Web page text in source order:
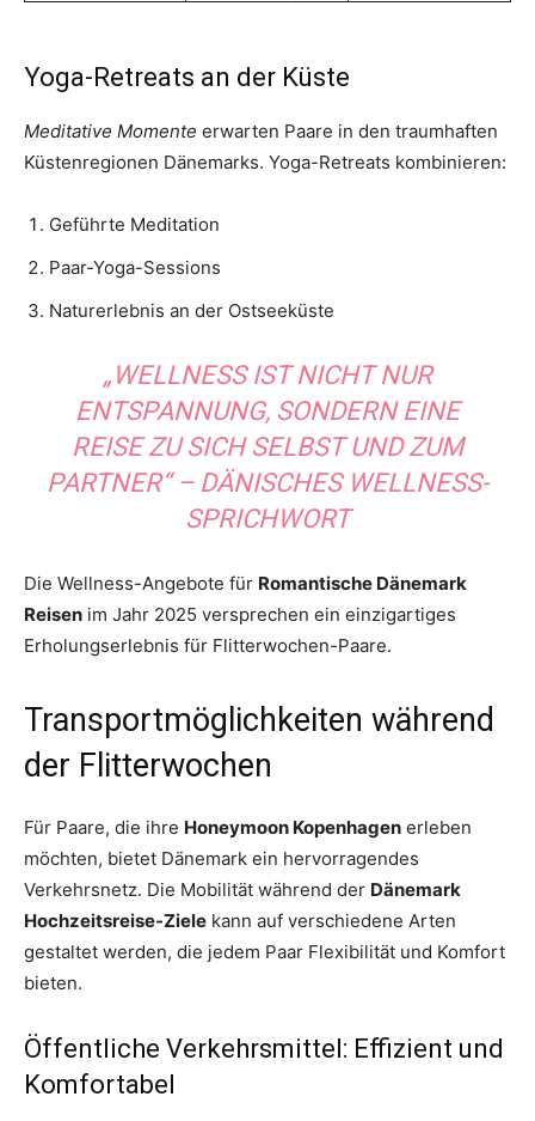
Yoga-Retreats an der Küste
Meditative Momente erwarten Paare in den traumhaften
Küstenregionen Dänemarks. Yoga-Retreats kombinieren:
Geführte Meditation
Paar-Yoga-Sessions
Naturerlebnis an der Ostseeküste
„WELLNESS IST NICHT NUR
ENTSPANNUNG, SONDERN EINE
REISE ZU SICH SELBST UND ZUM
PARTNER“ – DÄNISCHES WELLNESS-
SPRICHWORT
Die Wellness-Angebote für Romantische Dänemark
Reisen im Jahr 2025 versprechen ein einzigartiges
Erholungserlebnis für Flitterwochen-Paare.
Transportmöglichkeiten während
der Flitterwochen
Für Paare, die ihre Honeymoon Kopenhagen erleben
möchten, bietet Dänemark ein hervorragendes
Verkehrsnetz. Die Mobilität während der Dänemark
Hochzeitsreise-Ziele kann auf verschiedene Arten
gestaltet werden, die jedem Paar Flexibilität und Komfort
bieten.
Öffentliche Verkehrsmittel: Effizient und
Komfortabel